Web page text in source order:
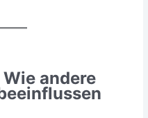
andere